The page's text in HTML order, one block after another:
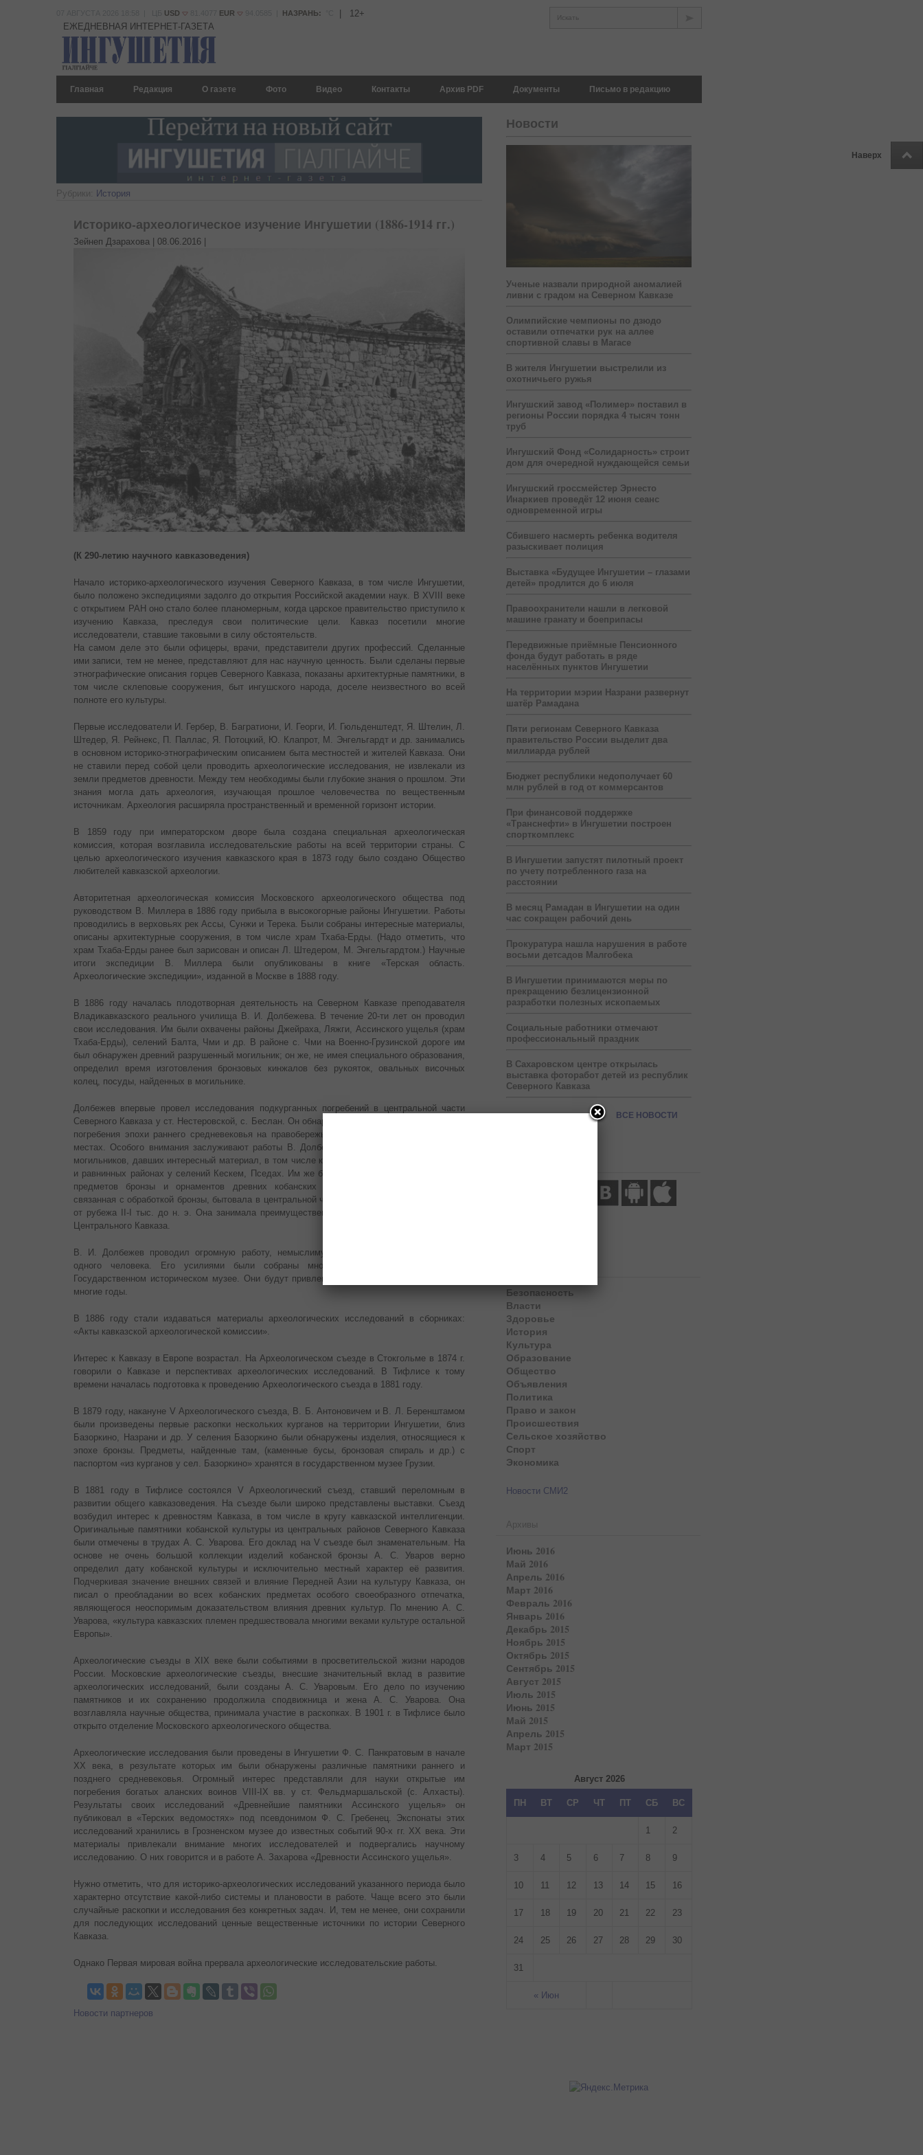
Наверх
USD EUR НАЗРАНЬ: 12+ Искать
ЕЖЕДНЕВНАЯ ИНТЕРНЕТ-ГАЗЕТА
Главная Редакция О газете Фото Видео Контакты Архив PDF Документы Письмо в редакцию
Рубрики: История
Историко-археологическое изучение Ингушетии (1886-1914 гг.)
Зейнеп Дзарахова | 08.06.2016
(К 290-летию научного кавказоведения)
Начало историко-археологического изучения Северного Кавказа, в том числе Ингушетии,
было положено экспедициями задолго до открытия Российской академии наук. В XVIII веке
с открытием РАН оно стало более планомерным, когда царское правительство приступило к
изучению Кавказа, преследуя свои политические цели. Кавказ посетили многие
исследователи, ставшие таковыми в силу обстоятельств.
На самом деле это были офицеры, врачи, представители других профессий. Сделанные
ими записи, тем не менее, представляют для нас научную ценность. Были сделаны первые
этнографические описания горцев Северного Кавказа, показаны архитектурные памятники, в
том числе склеповые сооружения, быт ингушского народа, доселе неизвестного во всей
полноте его культуры.
Первые исследователи И. Гербер, В. Багратиони, И. Георги, И. Гюльденштедт, Я. Штелин, Л.
Штедер, Я. Рейнекс, П. Паллас, Я. Потоцкий, Ю. Клапрот, М. Энгельгардт и др. занимались
в основном историко-этнографическим описанием быта местностей и жителей Кавказа. Они
не ставили перед собой цели проводить археологические исследования, не извлекали из
земли предметов древности. Между тем необходимы были глубокие знания о прошлом. Эти
знания могла дать археология, изучающая прошлое человечества по вещественным
источникам. Археология расширяла пространственный и временной горизонт истории.
В 1859 году при императорском дворе была создана специальная археологическая
комиссия, которая возглавила исследовательские работы на всей территории страны. С
целью археологического изучения кавказского края в 1873 году было создано Общество
любителей кавказской археологии.
Авторитетная археологическая комиссия Московского археологического общества под
руководством В. Миллера в 1886 году прибыла в высокогорные районы Ингушетии. Работы
проводились в верховьях рек Ассы, Сунжи и Терека. Были собраны интересные материалы,
описаны архитектурные сооружения, в том числе храм Тхаба-Ерды. (Надо отметить, что
храм Тхаба-Ерды ранее был зарисован и описан Л. Штедером, М. Энгельгардтом.) Научные
итоги экспедиции В. Миллера были опубликованы в книге «Терская область.
Археологические экспедиции», изданной в Москве в 1888 году.
В 1886 году началась плодотворная деятельность на Северном Кавказе преподавателя
Владикавказского реального училища В. И. Долбежева. В течение 20-ти лет он проводил
свои исследования. Им были охвачены районы Джейраха, Ляжги, Ассинского ущелья (храм
Тхаба-Ерды), селений Балта, Чми и др. В районе с. Чми на Военно-Грузинской дороге им
был обнаружен древний разрушенный могильник; он же, не имея специального образования,
определил время изготовления бронзовых кинжалов без рукояток, овальных височных
колец, посуды, найденных в могильнике.
Долбежев впервые провел исследования подкурганных погребений в центральной части
Северного Кавказа у ст. Нестеровской, с. Беслан. Он обнаружил и исследовал катакомбные
погребения эпохи раннего средневековья на правобережье Терека, у с. Гоуст и в других
местах. Особого внимания заслуживают работы В. Долбежева по исследованию древних
могильников, давших интересный материал, в том числе кобанской культуры, в предгорных
и равнинных районах у селений Кескем, Пседах. Им же были даны меткие характеристики
предметов бронзы и орнаментов древних кобанских мастеров. Кобанская культура,
связанная с обработкой бронзы, бытовала в центральной части Северного Кавказа, начиная
от рубежа II-I тыс. до н. э. Она занимала преимущественно горные и предгорные районы
Центрального Кавказа.
В. И. Долбежев проводил огромную работу, немыслимую по физической нагрузке для
одного человека. Его усилиями были собраны многие экспонаты, хранящиеся в
Государственном историческом музее. Они будут привлекать внимание кавказоведов ещё
многие годы.
В 1886 году стали издаваться материалы археологических исследований в сборниках:
«Акты кавказской археологической комиссии».
Интерес к Кавказу в Европе возрастал. На Археологическом съезде в Стокгольме в 1874 г.
говорили о Кавказе и перспективах археологических исследований. В Тифлисе к тому
времени началась подготовка к проведению Археологического съезда в 1881 году.
В 1879 году, накануне V Археологического съезда, В. Б. Антоновичем и В. Л. Беренштамом
были произведены первые раскопки нескольких курганов на территории Ингушетии, близ
Базоркино, Назрани и др. У селения Базоркино были обнаружены изделия, относящиеся к
эпохе бронзы. Предметы, найденные там, (каменные бусы, бронзовая спираль и др.) с
паспортом «из курганов у сел. Базоркино» хранятся в государственном музее Грузии.
В 1881 году в Тифлисе состоялся V Археологический съезд, ставший переломным в
развитии общего кавказоведения. На съезде были широко представлены выставки. Съезд
возбудил интерес к древностям Кавказа, в том числе в кругу кавказской интеллигенции.
Оригинальные памятники кобанской культуры из центральных районов Северного Кавказа
были отмечены в трудах А. С. Уварова. Его доклад на V съезде был знаменательным. На
основе не очень большой коллекции изделий кобанской бронзы А. С. Уваров верно
определил дату кобанской культуры и исключительно местный характер её развития.
Подчеркивая значение внешних связей и влияние Передней Азии на культуру Кавказа, он
писал о преобладании во всех кобанских предметах особого своеобразного отпечатка,
являющегося неоспоримым доказательством влияния древних культур. По мнению А. С.
Уварова, «культура кавказских племен предшествовала многими веками культуре остальной
Европы».
Археологические съезды в ХIХ веке были событиями в просветительской жизни народов
России. Московские археологические съезды, внесшие значительный вклад в развитие
археологических исследований, были созданы А. С. Уваровым. Его дело по изучению
памятников и их сохранению продолжила сподвижница и жена А. С. Уварова. Она
возглавляла научные общества, принимала участие в раскопках. В 1901 г. в Тифлисе было
открыто отделение Московского археологического общества.
Археологические исследования были проведены в Ингушетии Ф. С. Панкратовым в начале
ХХ века, в результате которых им были обнаружены различные памятники раннего и
позднего средневековья. Огромный интерес представляли для науки открытые им
погребения богатых аланских воинов VIII-IX вв. у ст. Фельдмаршальской (с. Алхасты).
Результаты своих исследований «Древнейшие памятники Ассинского ущелья» он
публиковал в «Терских ведомостях» под псевдонимом Ф. С. Гребенец. Экспонаты этих
исследований хранились в Грозненском музее до известных событий 90-х гг. ХХ века. Эти
материалы привлекали внимание многих исследователей и подвергались научному
исследованию. О них говорится и в работе А. Захарова «Древности Ассинского ущелья».
Нужно отметить, что для историко-археологических исследований указанного периода было
характерно отсутствие какой-либо системы и плановости в работе. Чаще всего это были
случайные раскопки и исследования без конкретных задач. И, тем не менее, они сохранили
для последующих исследований ценные вещественные источники по истории Северного
Кавказа.
Однако Первая мировая война прервала археологические исследовательские работы.
Новости партнеров
Новости
Ученые назвали природной аномалией
ливни с градом на Северном Кавказе
Олимпийские чемпионы по дзюдо
оставили отпечатки рук на аллее
спортивной славы в Магасе
В жителя Ингушетии выстрелили из
охотничьего ружья
Ингушский завод «Полимер» поставил в
регионы России порядка 4 тысяч тонн
труб
Ингушский Фонд «Солидарность» строит
дом для очередной нуждающейся семьи
Ингушский гроссмейстер Эрнесто
Инаркиев проведёт 12 июня сеанс
одновременной игры
Сбившего насмерть ребенка водителя
разыскивает полиция
Выставка «Будущее Ингушетии – глазами
детей» продлится до 6 июля
Правоохранители нашли в легковой
машине гранату и боеприпасы
Передвижные приёмные Пенсионного
фонда будут работать в ряде
населённых пунктов Ингушетии
На территории мэрии Назрани развернут
шатёр Рамадана
Пяти регионам Северного Кавказа
правительство России выделит два
миллиарда рублей
Бюджет республики недополучает 60
млн рублей в год от коммерсантов
При финансовой поддержке
«Транснефти» в Ингушетии построен
спорткомплекс
В Ингушетии запустят пилотный проект
по учету потребленного газа на
расстоянии
В месяц Рамадан в Ингушетии на один
час сокращен рабочий день
Прокуратура нашла нарушения в работе
восьми детсадов Малгобека
В Ингушетии принимаются меры по
прекращению безлицензионной
разработки полезных ископаемых
Социальные работники отмечают
профессиональный праздник
В Сахаровском центре открылась
выставка фоторабот детей из республик
Северного Кавказа
ВСЕ НОВОСТИ
Безопасность
Власти
Здоровье
История
Культура
Образование
Общество
Объявления
Политика
Право и закон
Происшествия
Сельское хозяйство
Спорт
Экономика
Новости СМИ2
Архивы
Июнь 2016
Май 2016
Апрель 2016
Март 2016
Февраль 2016
Январь 2016
Декабрь 2015
Ноябрь 2015
Октябрь 2015
Сентябрь 2015
Август 2015
Июль 2015
Июнь 2015
Май 2015
Апрель 2015
Март 2015
Август 2026
ПН ВТ СР ЧТ ПТ СБ ВС
« Июн
1 2
3 4 5 6 7 8 9
10 11 12 13 14 15 16
17 18 19 20 21 22 23
24 25 26 27 28 29 30
31